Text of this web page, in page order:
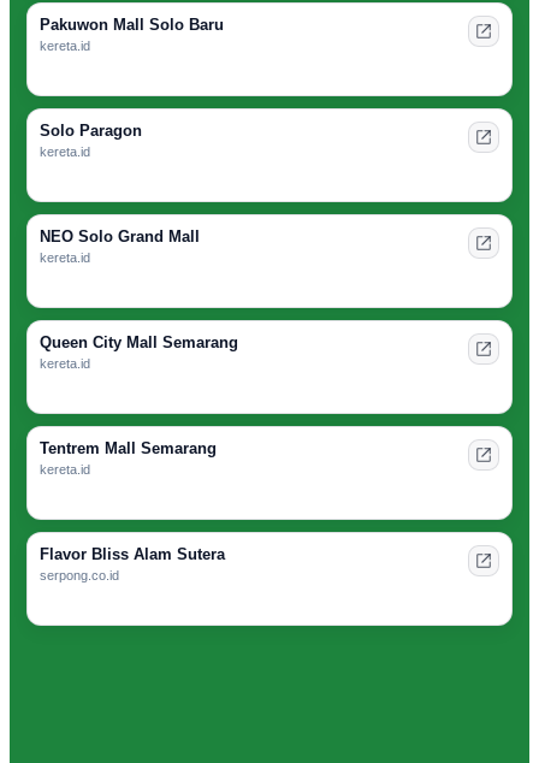
Pakuwon Mall Solo Baru
kereta.id
Solo Paragon
kereta.id
NEO Solo Grand Mall
kereta.id
Queen City Mall Semarang
kereta.id
Tentrem Mall Semarang
kereta.id
Flavor Bliss Alam Sutera
serpong.co.id